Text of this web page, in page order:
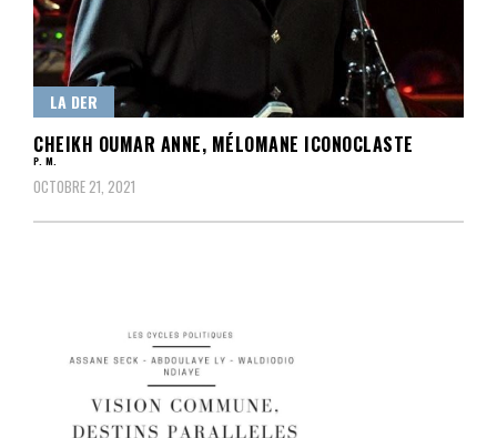
LA DER
CHEIKH OUMAR ANNE, MÉLOMANE ICONOCLASTE
P. M.
OCTOBRE 21, 2021